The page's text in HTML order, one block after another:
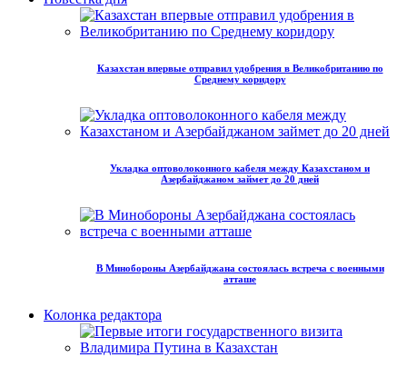
Казахстан впервые отправил удобрения в Великобританию по
Среднему коридору
Укладка оптоволоконного кабеля между Казахстаном и
Азербайджаном займет до 20 дней
В Минобороны Азербайджана состоялась встреча с военными
атташе
Колонка редактора